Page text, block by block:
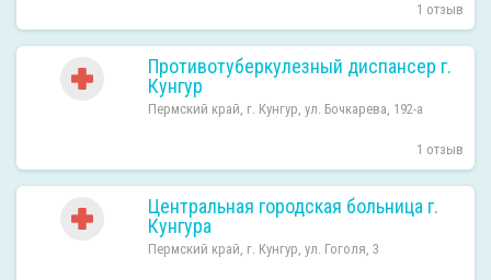
1 отзыв
Противотуберкулезный диспансер г.
Кунгур
Пермский край, г. Кунгур, ул. Бочкарева, 192-а
1 отзыв
Центральная городская больница г.
Кунгура
Пермский край, г. Кунгур, ул. Гоголя, 3